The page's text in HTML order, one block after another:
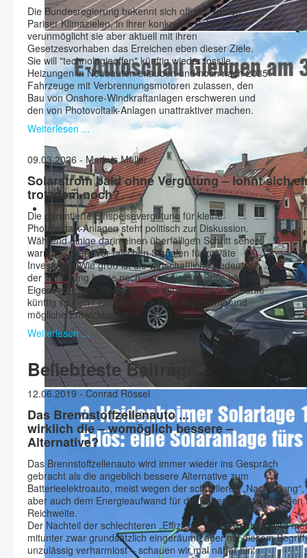
Die Bundesregierung bekennt sich offiziell zu den
Pariser Klimazielen, in ihrer konkreten Politik
verunmöglicht sie aber aktuell mit ihren
Gesetzesvorhaben das Erreichen eben dieser Ziele.
Sie will "technologieoffen" künftig wieder fossile
Heizungen in Neubauten erlauben und noch nach 2035
Fahrzeuge mit Verbrennungsmotoren zulassen, den
Bau von Onshore-Windkraftanlagen erschweren und
den von Photovoltaik-Anlagen unattraktiver machen.
Weiterlesen ...
09.03.2026 - Markus Müller
Solarstrom bald ohne Vergütung – lohnt sich
trotzdem noch?
Die garantierte Einspeisevergütung für kleine
Photovoltaik-Anlagen steht politisch zur Diskussion.
Während einige darin einen überfälligen Schritt sehen,
warnen andere vor falschen Signalen für private
Investoren. Wie groß ist die wirtschaftliche Bedeutung
der Vergütung heute noch – und welche Rolle könnten
Eigenverbrauch, Speicher und dynamische Stromtarife
künftig spielen? Ein Überblick über Argumente und
mögliche Entwicklungen.
Weiterlesen ...
Beliebteste Beiträge
12.06.2019 - Conrad Rössel
Das Brennstoffzellenauto ...
wirklich die – womöglich bessere –
Alternative?
Das Brennstoffzellenauto wird immer wieder ins Gespräch
gebracht als die angeblich bessere Alternative zum
Batterieelektroauto, meist wegen der schnelleren „Nachladung“,
aber auch dem Energieaufwand für die Batterieherstellung, den
Reichweite.
Der Nachteil der schlechteren „Effizienz“ dieser Technik wird
mitunter zwar grundsätzlich eingeräumt, aber mit diesem
unzulässig verharmlost – schauen wir mal näher hin: